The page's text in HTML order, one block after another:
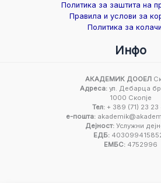
Политика за заштита на
Правила и услови за
Политика за
Инфо
АКАДЕМИК ДООЕЛ
Адреса:ул. Дебарца
1000 Скопје
Тел: + 389 (71) 23 23
е-пошта:
Дејност: Услужни
ЕДБ:
ЕМБС: 4752996